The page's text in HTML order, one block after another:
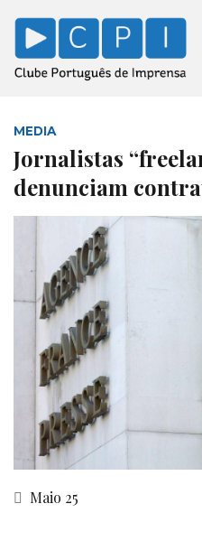
MEDIA
Jornalistas
denunciam
Maio 25